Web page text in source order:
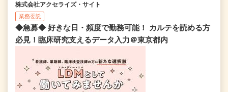
株式会社アクセライズ・サイト
業務委託
◆急募◆ 好きな日・頻度で勤務可能！ カルテを読める方
必見！臨床研究支えるデータ入力＠東京都内